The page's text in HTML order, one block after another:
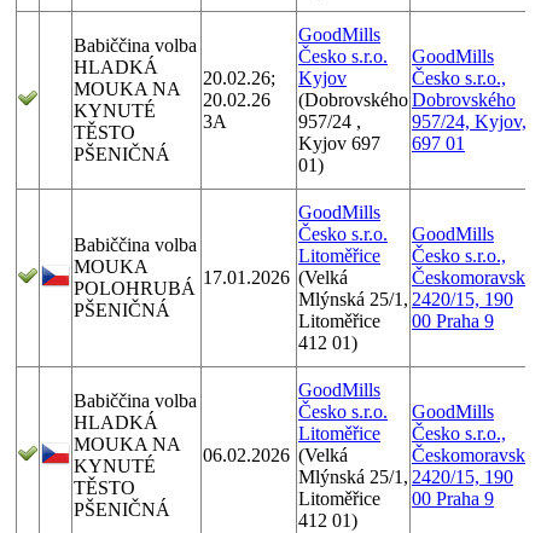
Babiččina volba
HLADKÁ
MOUKA NA
KYNUTÉ
TĚSTO
PŠENIČNÁ
20.02.26;
20.02.26
3A
GoodMills
Česko s.r.o.
Kyjov
(Dobrovského
957/24 ,
Kyjov 697
01)
GoodMills
Česko s.r.o.,
Dobrovského
957/24, Kyjov,
697 01
Babiččina volba
MOUKA
POLOHRUBÁ
PŠENIČNÁ
17.01.2026
GoodMills
Česko s.r.o.
Litoměřice
(Velká
Mlýnská 25/1,
Litoměřice
412 01)
GoodMills
Česko s.r.o.,
Českomoravská
2420/15, 190
00 Praha 9
Babiččina volba
HLADKÁ
MOUKA NA
KYNUTÉ
TĚSTO
PŠENIČNÁ
06.02.2026
GoodMills
Česko s.r.o.
Litoměřice
(Velká
Mlýnská 25/1,
Litoměřice
412 01)
GoodMills
Česko s.r.o.,
Českomoravská
2420/15, 190
00 Praha 9